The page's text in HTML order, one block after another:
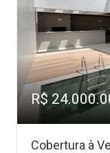
R$
Cobertura à